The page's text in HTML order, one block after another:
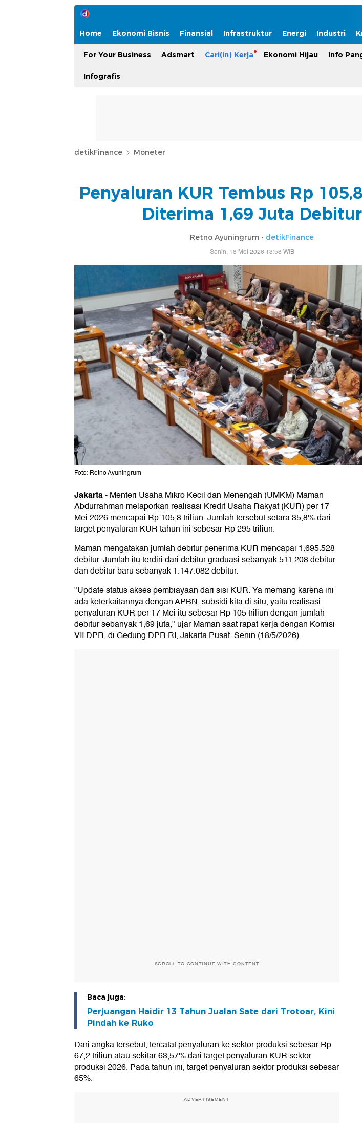
Home Ekonomi Bisnis Finansial Infrastruktur Energi Industri
For Your Business Adsmart Cari(in) Kerja Ekonomi Hijau Info
Infografis
detikFinance Moneter
Penyaluran KUR Tembus Rp
Diterima 1,69 Juta Debitur
Retno Ayuningrum - detikFinance
Senin, 18 Mei 2026 13:58 WIB
Foto: Retno Ayuningrum
Jakarta-Menteri Usaha Mikro Kecil dan Menengah (UMKM) Maman
Abdurrahman melaporkan realisasi Kredit Usaha Rakyat (KUR) per 17
Mei 2026 mencapai Rp 105,8 triliun. Jumlah tersebut setara 35,8% dari
target penyaluran KUR tahun ini sebesar Rp 295 triliun.
Maman mengatakan jumlah debitur penerima KUR mencapai 1.695.528
debitur. Jumlah itu terdiri dari debitur graduasi sebanyak 511.208 debitur
dan debitur baru sebanyak 1.147.082 debitur.
"Update status akses pembiayaan dari sisi KUR. Ya memang karena ini
ada keterkaitannya dengan APBN, subsidi kita di situ, yaitu realisasi
penyaluran KUR per 17 Mei itu sebesar Rp 105 triliun dengan jumlah
debitur sebanyak 1,69 juta," ujar Maman saat rapat kerja dengan Komisi
VII DPR, di Gedung DPR RI, Jakarta Pusat, Senin (18/5/2026).
SCROLL TO CONTINUE WITH CONTENT
Baca juga:
Perjuangan Haidir 13 Tahun Jualan Sate dari Trotoar, Kini
Pindah ke Ruko
Dari angka tersebut, tercatat penyaluran ke sektor produksi sebesar Rp
67,2 triliun atau sekitar 63,57% dari target penyaluran KUR sektor
produksi 2026. Pada tahun ini, target penyaluran sektor produksi sebesar
65%.
ADVERTISEMENT